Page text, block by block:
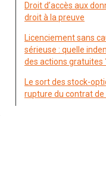
Droit d’accès aux
droit à la preuve
Licenciement sans
sérieuse : quelle
des actions gratuites
Le sort des stock-
rupture du contrat de